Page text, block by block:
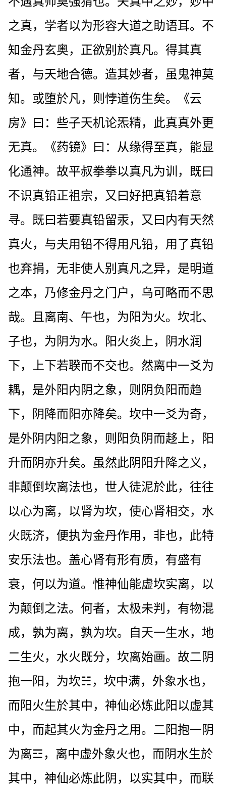
之真，学者以为形容大道之助语耳。不
知金丹玄奥，正欲别於真凡。得其真
者，与天地合德。造其妙者，虽鬼神莫
知。或堕於凡，则悖道伤生矣。《云
房》曰：些子天机论炁精，此真真外更
无真。《药镜》曰：从缘得至真，能显
化通神。故平叔拳拳以真凡为训，既曰
不识真铅正祖宗，又曰好把真铅着意
寻。既曰若要真铅留汞，又曰内有天然
真火，与夫用铅不得用凡铅，用了真铅
也弃捐，无非使人别真凡之异，是明道
之本，乃修金丹之门户，乌可略而不思
哉。且离南、午也，为阳为火。坎北、
子也，为阴为水。阳火炎上，阴水润
下，上下若聧而不交也。然离中一爻为
耦，是外阳内阴之象，则阴负阳而趋
下，阴降而阳亦降矣。坎中一爻为奇，
是外阴内阳之象，则阳负阴而趍上，阳
升而阴亦升矣。虽然此阴阳升降之义，
非颠倒坎离法也，世人徒泥於此，往往
以心为离，以肾为坎，使心肾相交，水
火既济，便执为金丹作用，非也，此特
安乐法也。盖心肾有形有质，有盛有
衰，何以为道。惟神仙能虚坎实离，以
为颠倒之法。何者，太极未判，有物混
成，孰为离，孰为坎。自天一生水，地
二生火，水火既分，坎离始画。故二阴
抱一阳，为坎☵，坎中满，外象水也，
而阳火生於其中，神仙必炼此阳以虚其
中，而起其火为金丹之用。二阳抱一阴
为离☲，离中虚外象火也，而阴水生於
其中，神仙必炼此阴，以实其中，而联